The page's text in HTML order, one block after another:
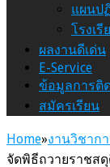
แผนป
โรงเ
ผลงานดีเด่น
E-Service
ข้อมูลการติ
สมัครเรียน
Home»งานวิชาก
จัดพิธีถวายราชส